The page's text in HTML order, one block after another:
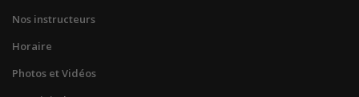
Nos instructeurs
Horaire
Photos et Vidéos